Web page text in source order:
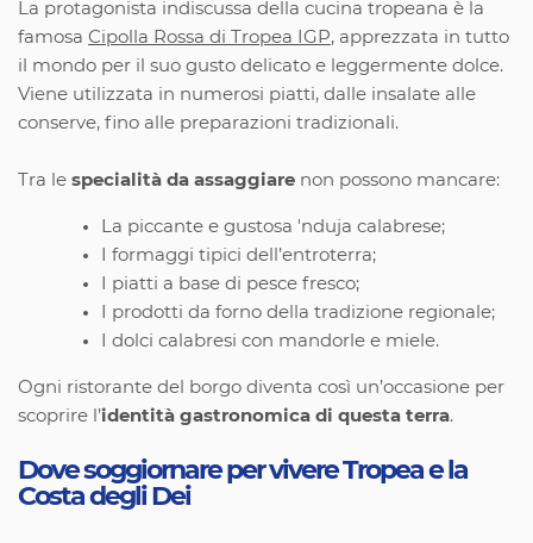
La protagonista indiscussa della cucina tropeana è la
famosa Cipolla Rossa di Tropea IGP, apprezzata in tutto
il mondo per il suo gusto delicato e leggermente dolce.
Viene utilizzata in numerosi piatti, dalle insalate alle
conserve, fino alle preparazioni tradizionali.
Tra le specialità da assaggiare non possono mancare:
La piccante e gustosa 'nduja calabrese;
I formaggi tipici dell’entroterra;
I piatti a base di pesce fresco;
I prodotti da forno della tradizione regionale;
I dolci calabresi con mandorle e miele.
Ogni ristorante del borgo diventa così un’occasione per
scoprire l’identità gastronomica di questa terra.
Dove soggiornare per vivere Tropea e la
Costa degli Dei